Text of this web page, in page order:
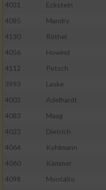
4031
Eckstein
4085
Mandry
4130
Röthel
4056
Howind
4112
Petsch
3993
Laske
4002
Adelhardt
4083
Maag
4023
Dietrich
4064
Kohlmann
4060
Kämmer
4098
Montalto